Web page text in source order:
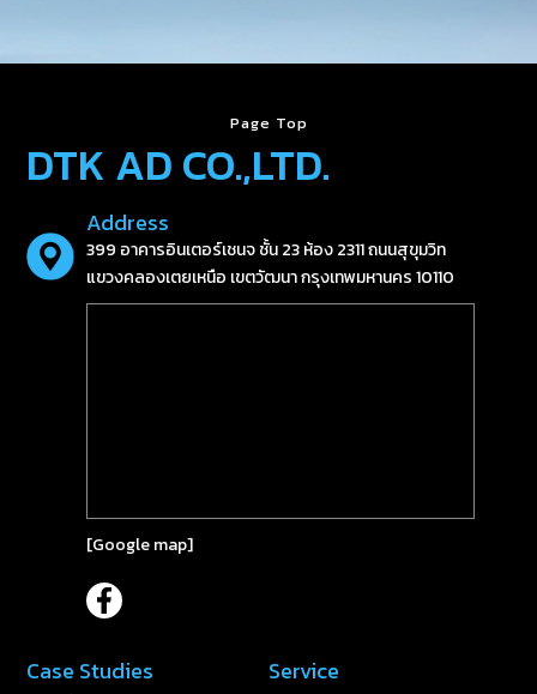
Page Top
DTK AD CO.,LTD.
Address
399 อาคารอินเตอร์เชนจ ชั้น 23 ห้อง 2311 ถนนสุขุมวิท
แขวงคลองเตยเหนือ เขตวัฒนา กรุงเทพมหานคร 10110
[Google map]
Case Studies Service